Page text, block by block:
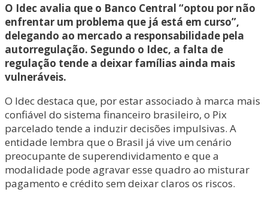
O Idec avalia que o Banco Central “optou por não
enfrentar um problema que já está em curso”,
delegando ao mercado a responsabilidade pela
autorregulação. Segundo o Idec, a falta de
regulação tende a deixar famílias ainda mais
vulneráveis.
O Idec destaca que, por estar associado à marca mais
confiável do sistema financeiro brasileiro, o Pix
parcelado tende a induzir decisões impulsivas. A
entidade lembra que o Brasil já vive um cenário
preocupante de superendividamento e que a
modalidade pode agravar esse quadro ao misturar
pagamento e crédito sem deixar claros os riscos.